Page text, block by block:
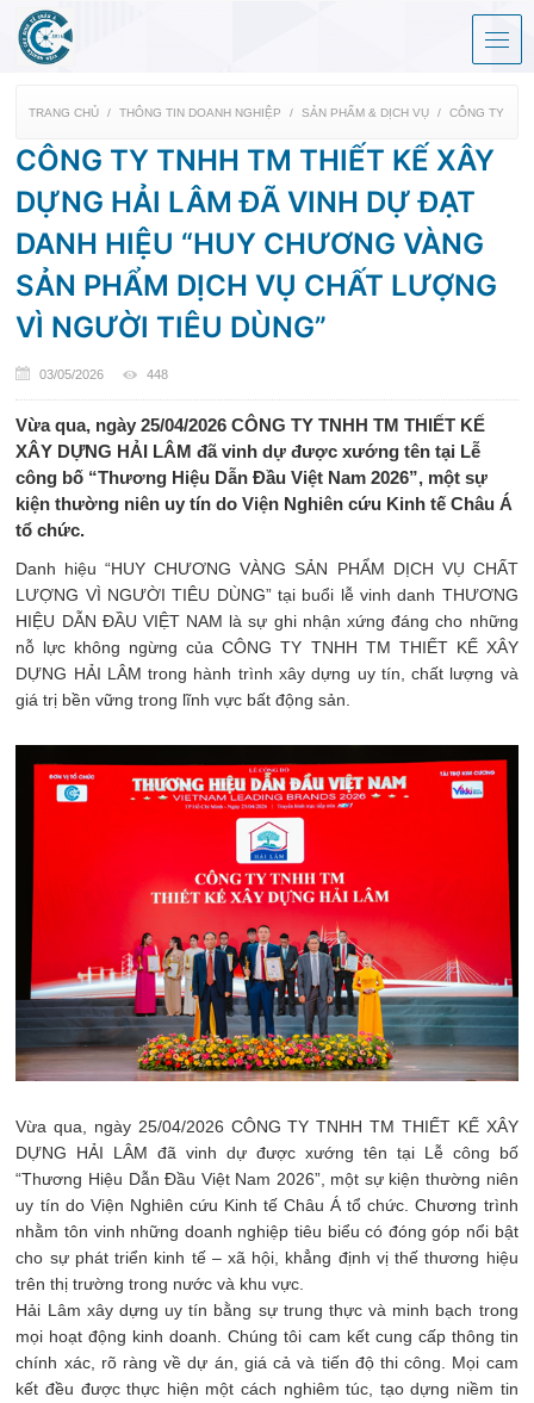
TRANG CHỦ THÔNG TIN DOANH NGHIỆP SẢN PHẨM & DỊCH VỤ CÔNG TY
CÔNG TY TNHH TM THIẾT KẾ XÂY
DỰNG HẢI LÂM ĐÃ VINH DỰ ĐẠT
DANH HIỆU “HUY CHƯƠNG VÀNG
SẢN PHẨM DỊCH VỤ CHẤT LƯỢNG
VÌ NGƯỜI TIÊU DÙNG”
03/05/2026 448
Vừa qua, ngày 25/04/2026 CÔNG TY TNHH TM THIẾT KẾ
XÂY DỰNG HẢI LÂM đã vinh dự được xướng tên tại Lễ
công bố “Thương Hiệu Dẫn Đầu Việt Nam 2026”, một sự
kiện thường niên uy tín do Viện Nghiên cứu Kinh tế Châu Á
tổ chức.
Danh hiệu “HUY CHƯƠNG VÀNG SẢN PHẨM DỊCH VỤ CHẤT
LƯỢNG VÌ NGƯỜI TIÊU DÙNG” tại buổi lễ vinh danh THƯƠNG
HIỆU DẪN ĐẦU VIỆT NAM là sự ghi nhận xứng đáng cho những
nỗ lực không ngừng của CÔNG TY TNHH TM THIẾT KẾ XÂY
DỰNG HẢI LÂM trong hành trình xây dựng uy tín, chất lượng và
giá trị bền vững trong lĩnh vực bất động sản.
Vừa qua, ngày 25/04/2026 CÔNG TY TNHH TM THIẾT KẾ XÂY
DỰNG HẢI LÂM đã vinh dự được xướng tên tại Lễ công bố
“Thương Hiệu Dẫn Đầu Việt Nam 2026”, một sự kiện thường niên
uy tín do Viện Nghiên cứu Kinh tế Châu Á tổ chức. Chương trình
nhằm tôn vinh những doanh nghiệp tiêu biểu có đóng góp nổi bật
cho sự phát triển kinh tế – xã hội, khẳng định vị thế thương hiệu
trên thị trường trong nước và khu vực.
Hải Lâm xây dựng uy tín bằng sự trung thực và minh bạch trong
mọi hoạt động kinh doanh. Chúng tôi cam kết cung cấp thông tin
chính xác, rõ ràng về dự án, giá cả và tiến độ thi công. Mọi cam
kết đều được thực hiện một cách nghiêm túc, tạo dựng niềm tin